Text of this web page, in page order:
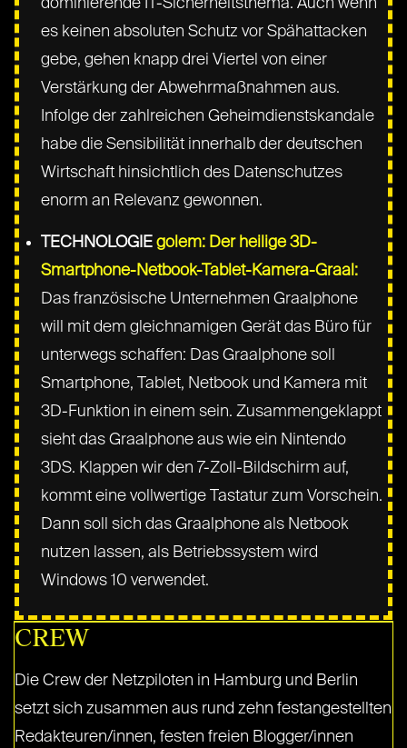
es keinen absoluten Schutz vor Spähattacken
gebe, gehen knapp drei Viertel von einer
Verstärkung der Abwehrmaßnahmen aus.
Infolge der zahlreichen Geheimdienstskandale
habe die Sensibilität innerhalb der deutschen
Wirtschaft hinsichtlich des Datenschutzes
enorm an Relevanz gewonnen.
TECHNOLOGIEgolem: Der heilige 3D-
Smartphone-Netbook-Tablet-Kamera-Graal:
Das französische Unternehmen Graalphone
will mit dem gleichnamigen Gerät das Büro für
unterwegs schaffen: Das Graalphone soll
Smartphone, Tablet, Netbook und Kamera mit
3D-Funktion in einem sein. Zusammengeklappt
sieht das Graalphone aus wie ein Nintendo
3DS. Klappen wir den 7-Zoll-Bildschirm auf,
kommt eine vollwertige Tastatur zum Vorschein.
Dann soll sich das Graalphone als Netbook
nutzen lassen, als Betriebssystem wird
Windows 10 verwendet.
CREW
Die Crew der Netzpiloten in Hamburg und Berlin
setzt sich zusammen aus rund zehn festangestellten
Redakteuren/innen, festen freien Blogger/innen